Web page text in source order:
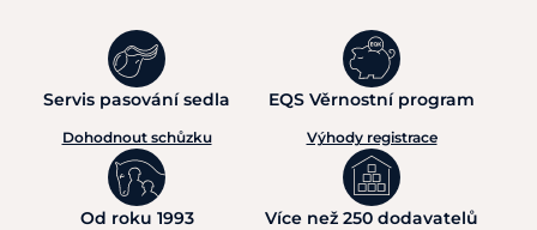
Servis pasování sedla
Dohodnout schůzku
EQS Věrnostní program
Výhody registrace
Od roku 1993 Více než 250 dodavatelů